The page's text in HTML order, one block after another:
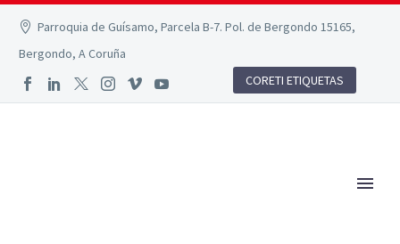
Parroquia de Guísamo, Parcela B-7. Pol. de Bergondo 15165,
Bergondo, A Coruña
CORETI ETIQUETAS